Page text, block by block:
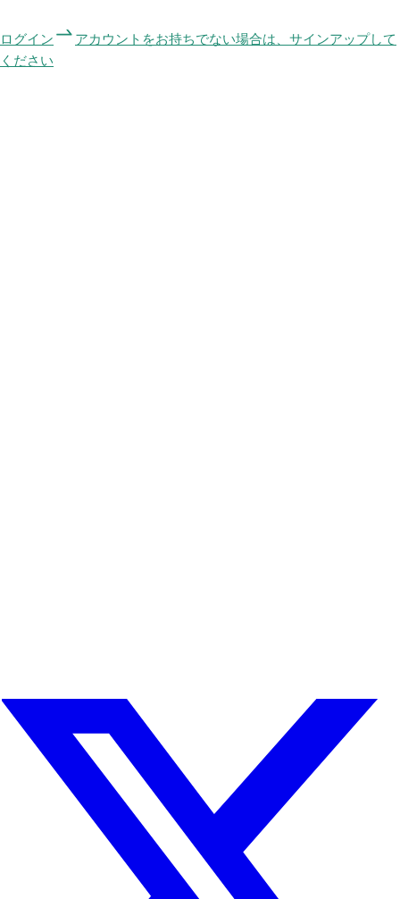
ログイン
アカウントをお持ちでない場合は、サインアップして
ください